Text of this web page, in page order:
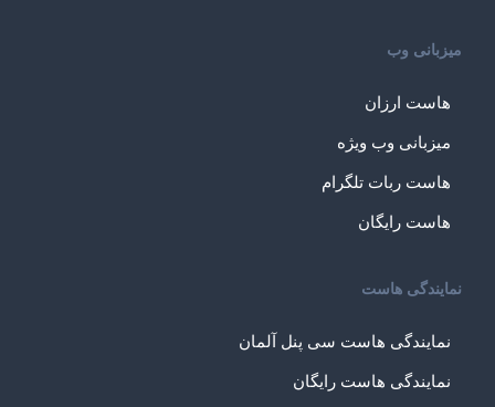
میزبانی وب
هاست ارزان
میزبانی وب ویژه
هاست ربات تلگرام
هاست رایگان
نمایندگی هاست
نمایندگی هاست سی پنل آلمان
نمایندگی هاست رایگان